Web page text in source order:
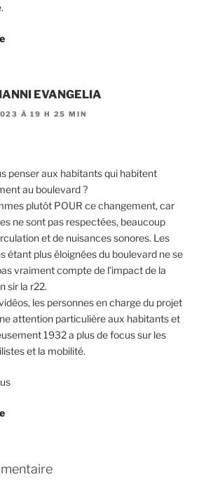
EVANGELIA
À 19 H 25 MIN
penser aux habitants qui habitent
au boulevard ?
plutôt POUR ce changement, car
ne sont pas respectées, beaucoup
et de nuisances sonores. Les
étant plus éloignées du boulevard ne se
vraiment compte de l’impact de la
sir la r22.
les personnes en charge du projet
attention particulière aux habitants et
1932 a plus de focus sur les
et la mobilité.